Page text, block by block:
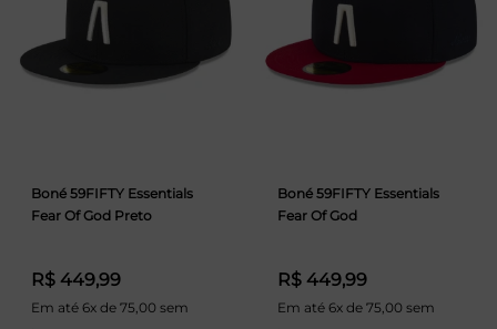
Boné 59FIFTY Essentials
Fear Of God Preto
R$ 449,99
Em até 6x de 75,00 sem
Boné 59FIFTY Essentials
Fear Of God
R$ 449,99
Em até 6x de 75,00 sem